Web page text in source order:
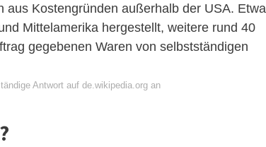
Kostengründen außerhalb der USA. Etwa
Mittelamerika hergestellt, weitere rund 40
gegebenen Waren von selbstständigen
Antwort auf de.wikipedia.org an